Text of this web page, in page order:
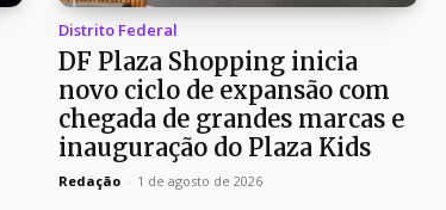
Distrito Federal
DF Plaza Shopping inicia
novo ciclo de expansão com
chegada de grandes marcas e
inauguração do Plaza Kids
Redação - 1 de agosto de 2026